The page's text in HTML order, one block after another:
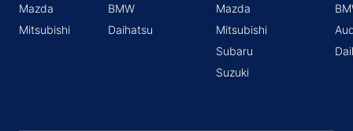
Mazda
Mitsubishi
BMW
Daihatsu
Mazda
Mitsubishi
Subaru
Suzuki